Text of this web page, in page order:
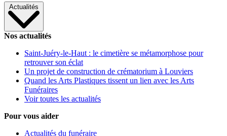
Actualités
Nos actualités
Saint-Juéry-le-Haut : le cimetière se métamorphose pour
retrouver son éclat
Un projet de construction de crématorium à Louviers
Quand les Arts Plastiques tissent un lien avec les Arts
Funéraires
Voir toutes les actualités
Pour vous aider
Actualités du funéraire